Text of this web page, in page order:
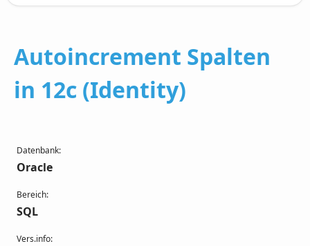
Autoincrement Spalten
in 12c (Identity)
Datenbank:
Oracle
Bereich:
SQL
Vers.info: